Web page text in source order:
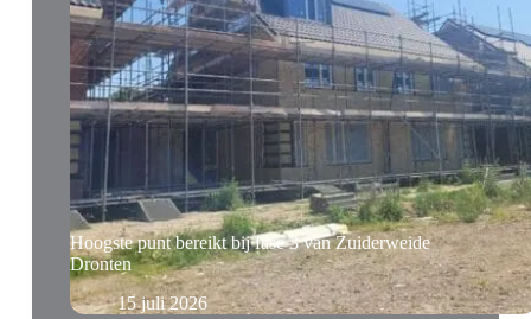
Hoogste punt bereikt bij fase 3 van Zuiderweide
Dronten
15 juli 2026